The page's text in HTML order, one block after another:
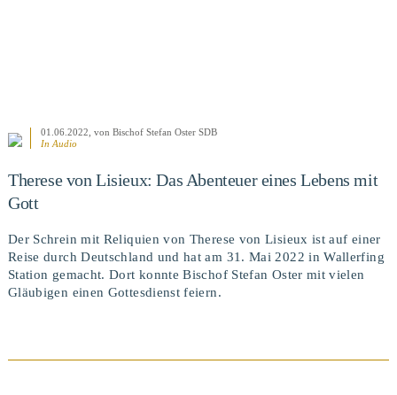
01.06.2022 , von Bischof Stefan Oster SDB
In Audio
Therese von Lisieux: Das Abenteuer eines Lebens mit
Gott
Der Schrein mit Reliquien von Therese von Lisieux ist auf einer
Reise durch Deutschland und hat am 31. Mai 2022 in Wallerfing
Station gemacht. Dort konnte Bischof Stefan Oster mit vielen
Gläubigen einen Gottesdienst feiern.